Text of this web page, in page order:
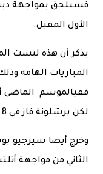
الأول المقبل.
يذكر أن هذه ليست
المباريات الهامه
لكن برشلونة فاز في 8 من 10 مباريات دون ميسي.
وخرج أيضا سيرجيو
الثاني من مواجهة